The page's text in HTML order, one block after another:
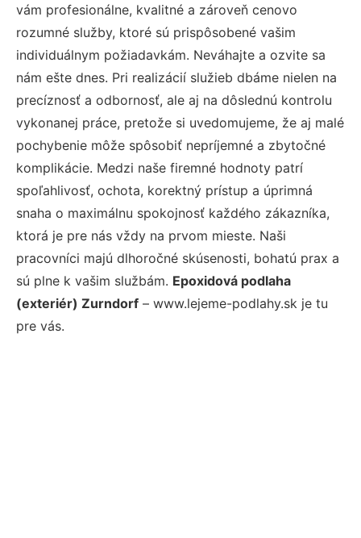
vám profesionálne, kvalitné a zároveň cenovo
rozumné služby, ktoré sú prispôsobené vašim
individuálnym požiadavkám. Neváhajte a ozvite sa
nám ešte dnes. Pri realizácií služieb dbáme nielen na
precíznosť a odbornosť, ale aj na dôslednú kontrolu
vykonanej práce, pretože si uvedomujeme, že aj malé
pochybenie môže spôsobiť nepríjemné a zbytočné
komplikácie. Medzi naše firemné hodnoty patrí
spoľahlivosť, ochota, korektný prístup a úprimná
snaha o maximálnu spokojnosť každého zákazníka,
ktorá je pre nás vždy na prvom mieste. Naši
pracovníci majú dlhoročné skúsenosti, bohatú prax a
sú plne k vašim službám. Epoxidová podlaha
(exteriér) Zurndorf – www.lejeme-podlahy.sk je tu
pre vás.